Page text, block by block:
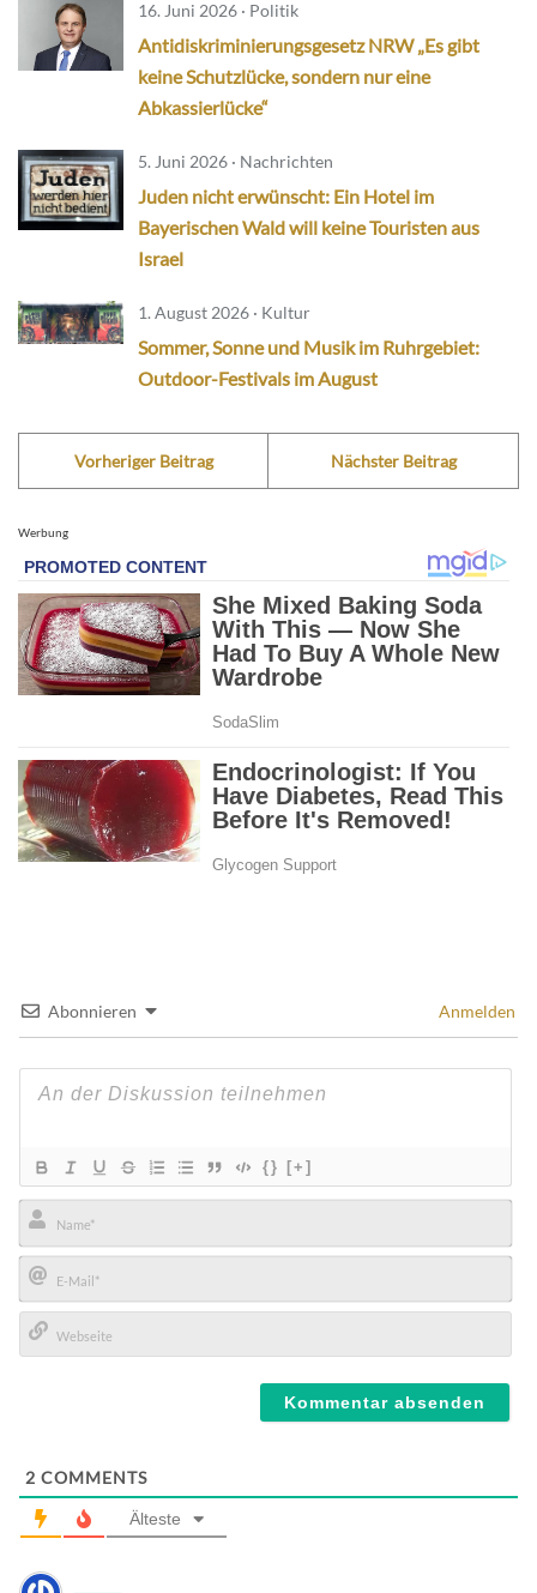
16. Juni 2026 · Politik
Antidiskriminierungsgesetz NRW „Es gibt
keine Schutzlücke, sondern nur eine
Abkassierlücke“
5. Juni 2026 · Nachrichten
Juden nicht erwünscht: Ein Hotel im
Bayerischen Wald will keine Touristen aus
Israel
1. August 2026 · Kultur
Sommer, Sonne und Musik im Ruhrgebiet:
Outdoor-Festivals im August
Vorheriger Beitrag Nächster Beitrag
Werbung
Abonnieren Anmelden
{} [+]
Name*
E-
Mail*
2 COMMENTS
Älteste